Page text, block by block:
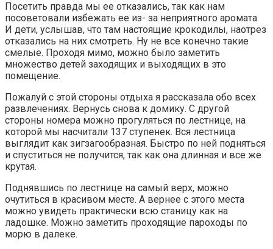
Посетить правда мы ее отказались, так как нам
посоветовали избежать ее из- за неприятного аромата.
И дети, услышав, что там настоящие крокодилы, наотрез
отказались на них смотреть. Ну не все конечно такие
смелые. Проходя мимо, можно было заметить
множество детей заходящих и выходящих в это
помещение.
Пожалуй с этой стороны отдыха я рассказала обо всех
развлечениях. Вернусь снова к домику. С другой
стороны номера можно прогуляться по лестнице, на
которой мы насчитали 137 ступенек. Вся лестница
выглядит как зигзагообразная. Быстро по ней подняться
и спуститься не получится, так как она длинная и все же
крутая.
Поднявшись по лестнице на самый верх, можно
очутиться в красивом месте. А вернее с этого места
можно увидеть практически всю станицу как на
ладошке. Можно заметить проходящие пароходы по
морю в далеке.